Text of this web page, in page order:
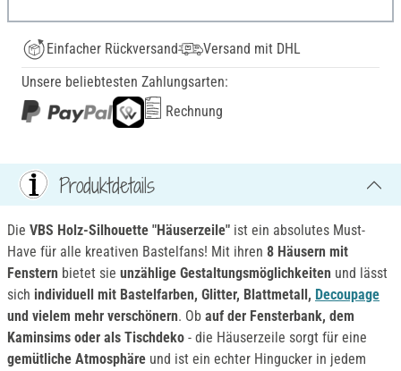
Einfacher Rückversand
Versand mit DHL
Unsere beliebtesten Zahlungsarten:
Rechnung
Produktdetails
Die VBS Holz-Silhouette "Häuserzeile" ist ein absolutes Must-
Have für alle kreativen Bastelfans! Mit ihren 8 Häusern mit
Fenstern bietet sie unzählige Gestaltungsmöglichkeiten und lässt
sich individuell mit Bastelfarben, Glitter, Blattmetall, Decoupage
und vielem mehr verschönern. Ob auf der Fensterbank, dem
Kaminsims oder als Tischdeko - die Häuserzeile sorgt für eine
gemütliche Atmosphäre und ist ein echter Hingucker in jedem